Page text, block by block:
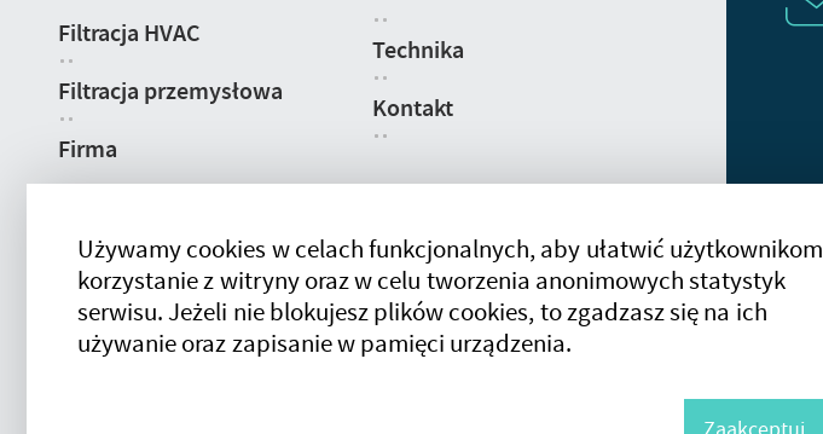
strony
Filtracja HVAC
Filtracja przemysłowa
Firma
Technika
Kontakt
Używamy cookies w celach funkcjonalnych, aby ułatwić użytkownikom
korzystanie z witryny oraz w celu tworzenia anonimowych statystyk
serwisu. Jeżeli nie blokujesz plików cookies, to zgadzasz się na ich
używanie oraz zapisanie w pamięci urządzenia.